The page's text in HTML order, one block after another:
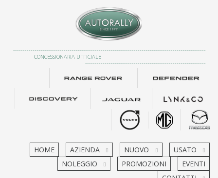
---------------------------------------------------------------------------------------------------
---------- CONCESSIONARIA UFFICIALE -----------------------------------------------------
--------------------------------------------------------------
HOME AZIENDA NUOVO
USATO
NOLEGGIO
PROMOZIONI
EVENTI